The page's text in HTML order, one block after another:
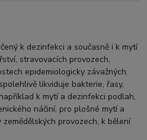
k dezinfekci a současně i k mytí
stravovacích provozech,
epidemiologicky závažných.
likviduje bakterie, řasy,
k mytí a dezinfekci podlah,
náčiní, pro plošné mytí a
provozech, k bělení